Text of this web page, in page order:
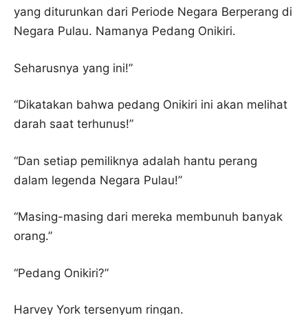
yang diturunkan dari Periode Negara Berperang di
Negara Pulau. Namanya Pedang Onikiri.
Seharusnya yang ini!”
“Dikatakan bahwa pedang Onikiri ini akan melihat
darah saat terhunus!”
“Dan setiap pemiliknya adalah hantu perang
dalam legenda Negara Pulau!”
“Masing-masing dari mereka membunuh banyak
orang.”
“Pedang Onikiri?”
Harvey York tersenyum ringan.